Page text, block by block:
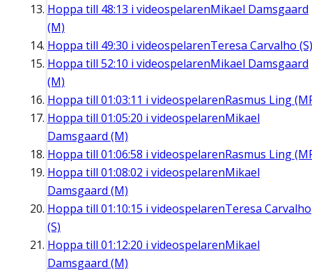
Hoppa till 48:13 i videospelarenMikael Damsgaard
(M)
Hoppa till 49:30 i videospelarenTeresa Carvalho (S)
Hoppa till 52:10 i videospelarenMikael Damsgaard
(M)
Hoppa till 01:03:11 i videospelarenRasmus Ling
Hoppa till 01:05:20 i videospelarenMikael
Damsgaard (M)
Hoppa till 01:06:58 i videospelarenRasmus Ling
Hoppa till 01:08:02 i videospelarenMikael
Damsgaard (M)
Hoppa till 01:10:15 i videospelarenTeresa Carvalho
(S)
Hoppa till 01:12:20 i videospelarenMikael
Damsgaard (M)